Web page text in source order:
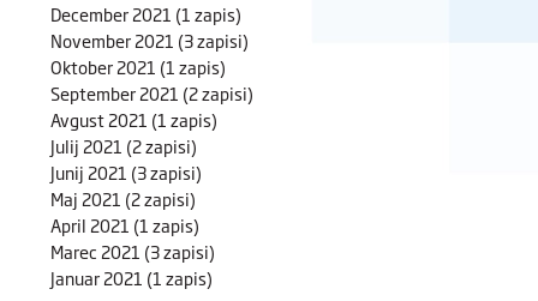
December 2021 (1 zapis)
November 2021 (3 zapisi)
Oktober 2021 (1 zapis)
September 2021 (2 zapisi)
Avgust 2021 (1 zapis)
Julij 2021 (2 zapisi)
Junij 2021 (3 zapisi)
Maj 2021 (2 zapisi)
April 2021 (1 zapis)
Marec 2021 (3 zapisi)
Januar 2021 (1 zapis)